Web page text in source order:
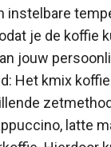
instelbare
je de koffie
jouw
Het kmix
latte